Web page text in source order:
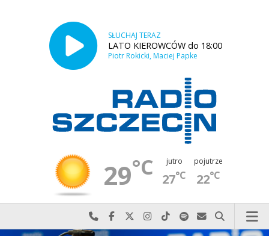
SŁUCHAJ TERAZ
LATO KIEROWCÓW do 18:00
Piotr Rokicki, Maciej Papke
29°C jutro
27°C
pojutrze
22°C
Najlepiej po prostu do nas zadzwoń
Odwiedź nas na Facebook-u
Odwiedź nas na X
Odwiedź nas na Instagram-ie
Odwiedź nas na TikTok-u
Szukaj nas na Spotify
Wyślij do nas
Szukaj